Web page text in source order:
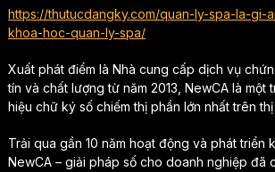
https://thutucdangky.com/quan-ly-spa-la-gi-
khoa-hoc-quan-ly-spa/
Xuất phát điểm là Nhà cung cấp dịch vụ
tín và chất lượng từ năm 2013, NewCA là một
hiệu chữ ký số chiếm thị phần lớn nhất trên
Trải qua gần 10 năm hoạt động và phát triển
NewCA – giải pháp số cho doanh nghiệp đã